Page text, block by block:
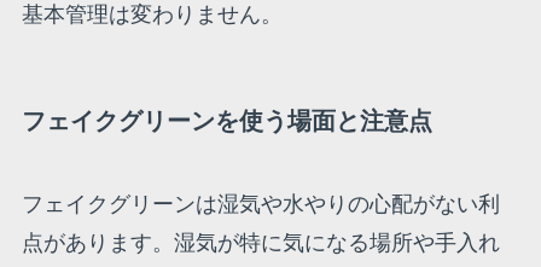
基本管理は変わりません。
フェイクグリーンを使う場面と注意点
フェイクグリーンは湿気や水やりの心配がない利
点があります。湿気が特に気になる場所や手入れ